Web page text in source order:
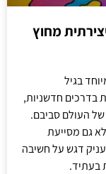
מחוץ
בגיל
בדרכים חדשניות,
של העולם סביבם.
גם מסייעת
דגש על חשיבה
בעתיד.